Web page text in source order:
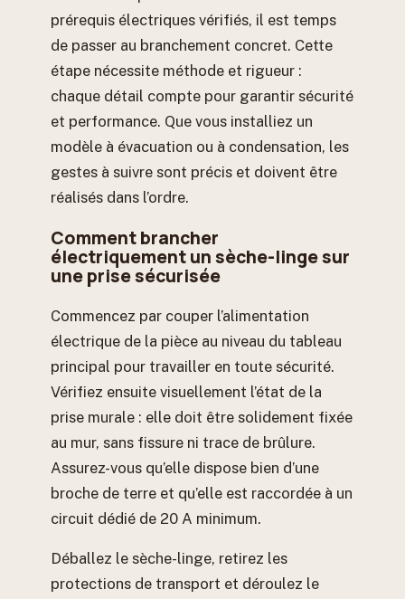
prérequis électriques vérifiés, il est temps
de passer au branchement concret. Cette
étape nécessite méthode et rigueur :
chaque détail compte pour garantir sécurité
et performance. Que vous installiez un
modèle à évacuation ou à condensation, les
gestes à suivre sont précis et doivent être
réalisés dans l’ordre.
Comment brancher
électriquement un sèche-linge sur
une prise sécurisée
Commencez par couper l’alimentation
électrique de la pièce au niveau du tableau
principal pour travailler en toute sécurité.
Vérifiez ensuite visuellement l’état de la
prise murale : elle doit être solidement fixée
au mur, sans fissure ni trace de brûlure.
Assurez-vous qu’elle dispose bien d’une
broche de terre et qu’elle est raccordée à un
circuit dédié de 20 A minimum.
Déballez le sèche-linge, retirez les
protections de transport et déroulez le